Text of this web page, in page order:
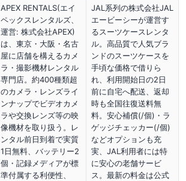
APEX RENTALS(エイ
ペックスレンタルズ、
運営: 株式会社APEX)
は、東京・大阪・名古
屋に店舗を構えるカメ
ラ・撮影機材レンタル
専門店。約400種類超
のカメラ・レンズライ
ンナップでビデオカメ
ラや交換レンズ等の映
像機材を取り扱う。レ
ンタル前日到着で実質
1日無料、バッテリー2
個・記録メディアが標
準付属する利便性、
JAL系列の株式会社JAL
エービーシーが運営す
るスーツケースレンタ
ル。高品質で人気ブラ
ンドのスーツケースを
手頃な価格で借りら
れ、利用開始日の2日
前に自宅へ配送、返却
時も全国往復送料無
料。安心補償(/個)・ラ
ゲッジチェッカー(/個)
などオプションも充
実、JAL利用者には特
に安心の老舗サービ
ス。最新の料金は公式